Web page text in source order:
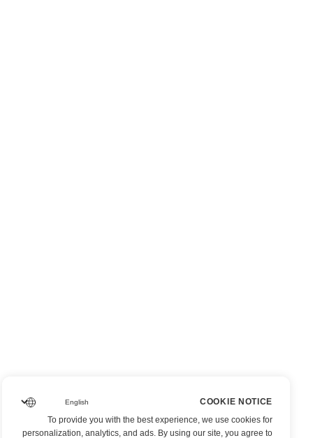
COOKIE NOTICE
To provide you with the best experience, we use cookies for
personalization, analytics, and ads. By using our site, you agree to